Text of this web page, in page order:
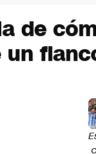
de
un